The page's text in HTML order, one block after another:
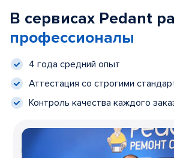
В сервисах Pedant
профессионалы
4 года средний опыт
Аттестация со строгими
Контроль качества каждого